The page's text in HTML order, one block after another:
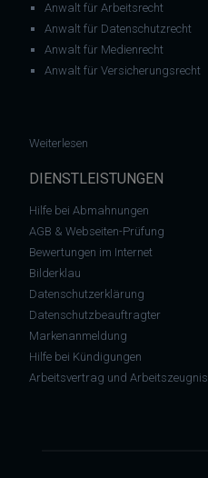
Anwalt für Arbeitsrecht
Anwalt für Datenschutzrecht
Anwalt für Medienrecht
Anwalt für Versicherungsrecht
Weiterlesen
DIENSTLEISTUNGEN
Hilfe bei Abmahnungen
AGB & Webseiten-Prüfung
Bewertungen im Internet
Bilderklau
Datenschutzerklärung
Datenschutzbeauftragter
Markenanmeldung
Hilfe bei Kündigungen
Arbeitsvertrag und Arbeitszeugnis